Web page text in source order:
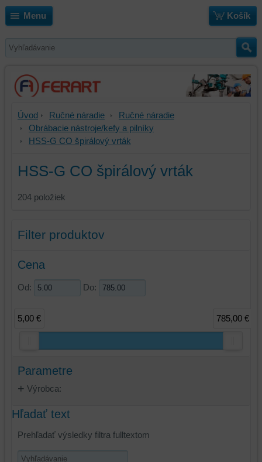
Menu Košík
Úvod Ručné náradie
Ručné náradie
Obrábacie nástroje/kefy a pilníky
HSS-G CO špirálový vrták
HSS-G CO špirálový vrták
204 položiek
Filter produktov
Cena
Od: Do:
5,00 € 785,00 €
Parametre
Výrobca:
Hľadať text
Prehľadať výsledky filtra fulltextom